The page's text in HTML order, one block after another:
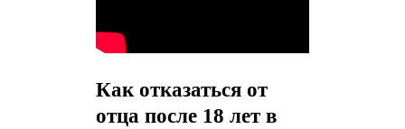
Как отказаться от
отца после 18 лет в